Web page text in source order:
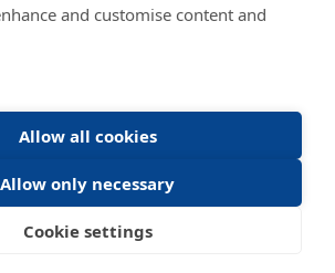
and customise content and
Allow all cookies
Allow only necessary
Cookie settings
della protezione Dati
DAITEM Capture